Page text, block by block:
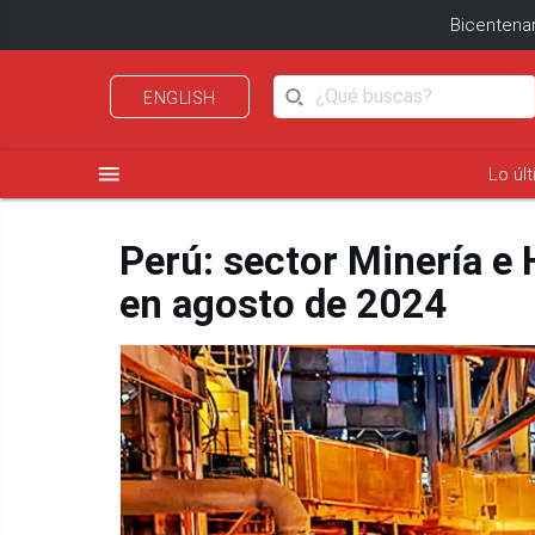
ENGLISH
menu Lo
Perú: sector Minería e
en agosto de 2024